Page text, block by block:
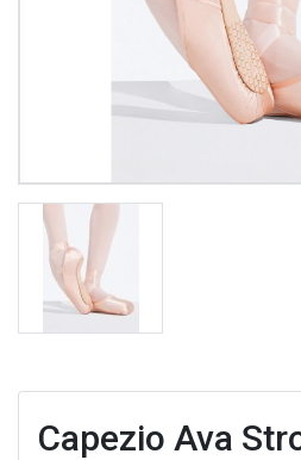
Capezio Ava